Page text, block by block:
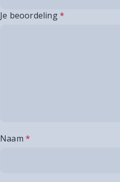
Je beoordeling*
Naam *